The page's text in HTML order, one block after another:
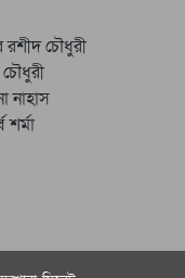
চৌধুরী
নাহাস